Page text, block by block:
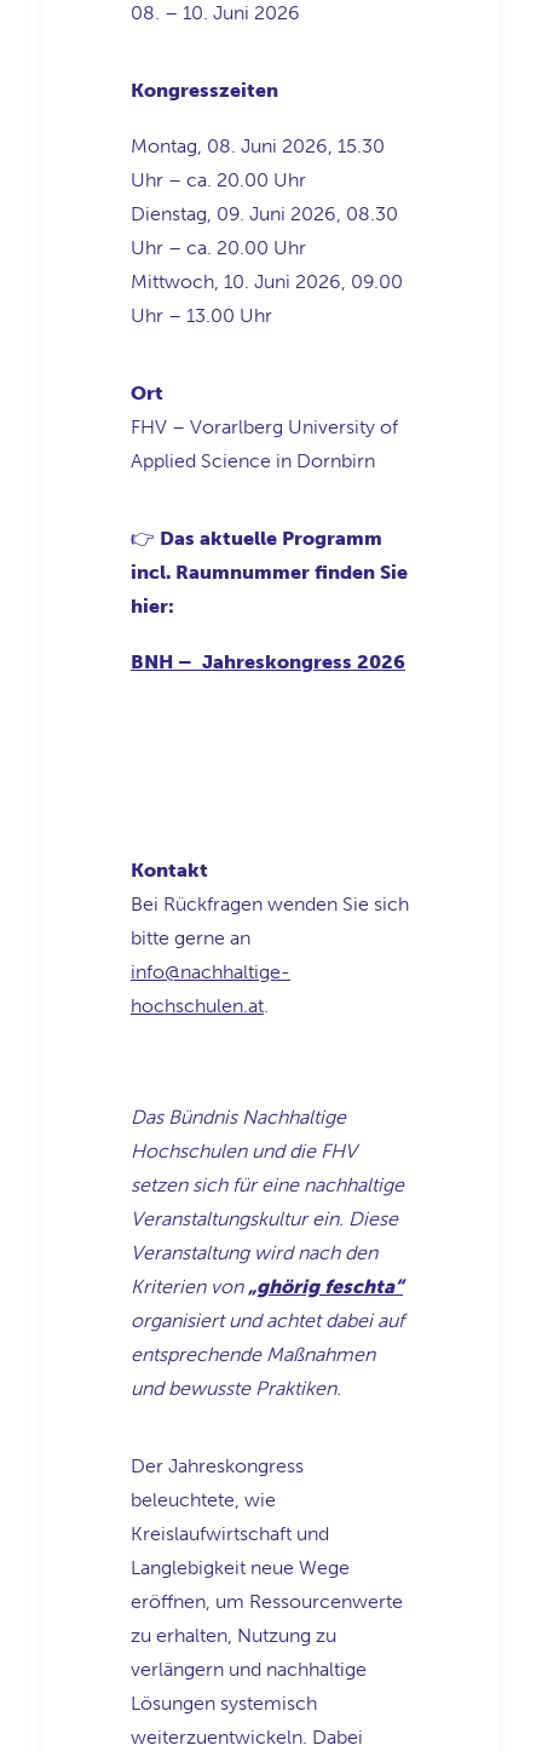
08. – 10. Juni 2026
Kongresszeiten
Montag, 08. Juni 2026, 15.30
Uhr – ca. 20.00 Uhr
Dienstag, 09. Juni 2026, 08.30
Uhr – ca. 20.00 Uhr
Mittwoch, 10. Juni 2026, 09.00
Uhr – 13.00 Uhr
Ort
FHV – Vorarlberg University of
Applied Science in Dornbirn
👉 Das aktuelle Programm
incl. Raumnummer finden Sie
hier:
BNH – Jahreskongress 2026
Kontakt
Bei Rückfragen wenden Sie sich
bitte gerne an
info@nachhaltige-
hochschulen.at.
Das Bündnis Nachhaltige
Hochschulen und die FHV
setzen sich für eine nachhaltige
Veranstaltungskultur ein. Diese
Veranstaltung wird nach den
Kriterien von „ghörig feschta“
organisiert und achtet dabei auf
entsprechende Maßnahmen
und bewusste Praktiken.
Der Jahreskongress
beleuchtete, wie
Kreislaufwirtschaft und
Langlebigkeit neue Wege
eröffnen, um Ressourcenwerte
zu erhalten, Nutzung zu
verlängern und nachhaltige
Lösungen systemisch
weiterzuentwickeln. Dabei